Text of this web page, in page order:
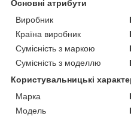
Основні атрибути
Виробник
Країна виробник
Сумісність з маркою
Сумісність з моделлю
Користувальницькі
Марка
Мoдель